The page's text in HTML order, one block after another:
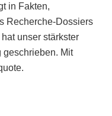
in Fakten,
Recherche-Dossiers
unser stärkster
geschrieben. Mit